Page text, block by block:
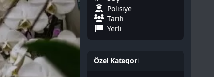
Polisiye
Tarih
Yerli
Özel Kategori